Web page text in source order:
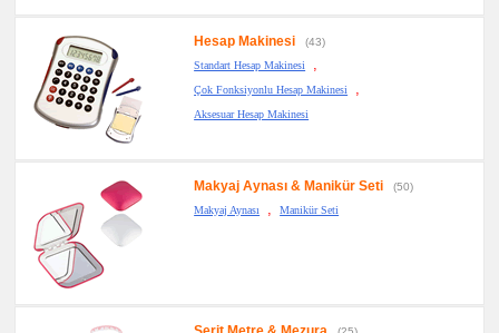
Hesap Makinesi
(43)
Standart Hesap Makinesi
,
Çok Fonksiyonlu Hesap Makinesi ,
Aksesuar Hesap Makinesi
Makyaj Aynası & Manikür Seti
(50)
Makyaj Aynası
, Manikür Seti
Altlığı
&
Para
Tabağı
promosyon
Evrak
Çantası
Bloknot
promosyon
Masa
Seti
&
Sümen
Takımı
Yapışkan